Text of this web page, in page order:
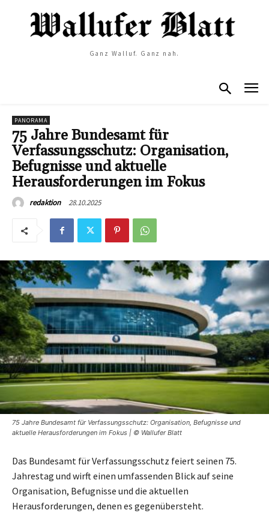
Ganz Walluf. Ganz nah.
PANORAMA
75 Jahre Bundesamt für
Verfassungsschutz: Organisation,
Befugnisse und aktuelle
Herausforderungen im Fokus
redaktion 28.10.2025
75 Jahre Bundesamt für Verfassungsschutz: Organisation, Befugnisse und
aktuelle Herausforderungen im Fokus | © Wallufer Blatt
Das Bundesamt für Verfassungsschutz feiert seinen 75.
Jahrestag und wirft einen umfassenden Blick auf seine
Organisation, Befugnisse und die aktuellen
Herausforderungen, denen es gegenübersteht.